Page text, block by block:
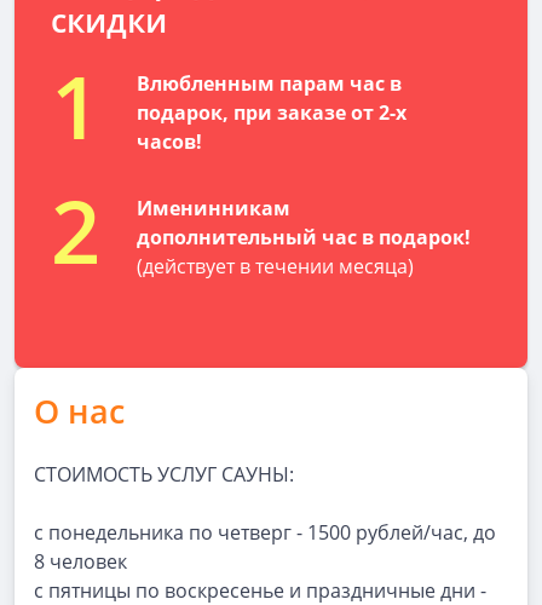
скидки
1
Влюбленным парам час в
подарок, при заказе от 2-х
часов!
2
Именинникам
дополнительный час в подарок!
(действует в течении месяца)
О нас
CТОИМОСТЬ УСЛУГ САУНЫ:
с понедельника по четверг - 1500 рублей/час, до
8 человек
с пятницы по воскресенье и праздничные дни -